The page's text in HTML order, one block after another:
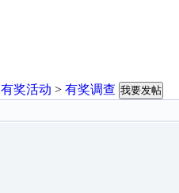
有奖活动 > 有奖调查 我要发帖